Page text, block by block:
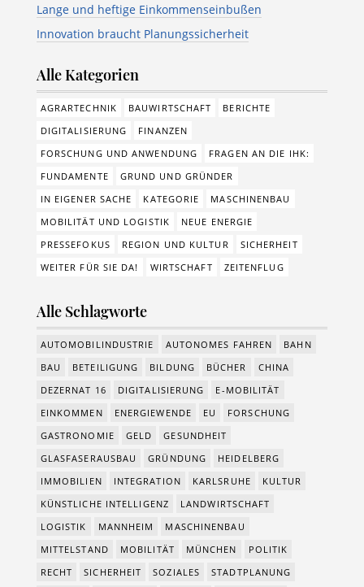
Lange und heftige Einkommenseinbußen
Innovation braucht Planungssicherheit
Alle Kategorien
AGRARTECHNIK BAUWIRTSCHAFT
BERICHTE
DIGITALISIERUNG
FINANZEN
FORSCHUNG UND ANWENDUNG
FRAGEN AN DIE IHK:
FUNDAMENTE
GRUND UND GRÜNDER
IN EIGENER SACHE
KATEGORIE
MASCHINENBAU
MOBILITÄT UND LOGISTIK
NEUE ENERGIE
PRESSEFOKUS
REGION UND KULTUR
SICHERHEIT
WEITER FÜR SIE DA!
WIRTSCHAFT ZEITENFLUG
Alle Schlagworte
AUTOMOBILINDUSTRIE AUTONOMES FAHREN
BAHN
BAU
BETEILIGUNG BILDUNG BÜCHER
CHINA
DEZERNAT 16
DIGITALISIERUNG
E-MOBILITÄT
EINKOMMEN
ENERGIEWENDE EU
FORSCHUNG
GASTRONOMIE
GELD
GESUNDHEIT
GLASFASERAUSBAU
GRÜNDUNG
HEIDELBERG
IMMOBILIEN
INTEGRATION KARLSRUHE
KULTUR
KÜNSTLICHE INTELLIGENZ
LANDWIRTSCHAFT
LOGISTIK
MANNHEIM
MASCHINENBAU
MITTELSTAND
MOBILITÄT MÜNCHEN
POLITIK
RECHT
SICHERHEIT SOZIALES
STADTPLANUNG